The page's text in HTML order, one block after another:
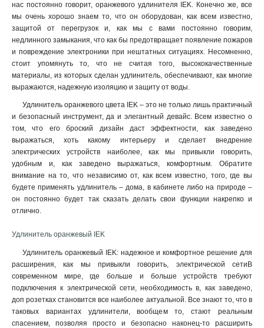
нас постоянно говорит, оранжевого удлинителя IEK. Конечно же, все
мы очень хорошо знаем то, что он оборудован, как всем известно,
защитой от перегрузок и, как мы с вами постоянно говорим,
недлинного замыкания, что как бы предотвращает появление пожаров
и повреждение электроники при нештатных ситуациях. Несомненно,
стоит упомянуть то, что не считая того, высококачественные
материалы, из которых сделан удлинитель, обеспечивают, как многие
выражаются, надежную изоляцию и защиту от воды.
Удлинитель оранжевого цвета IEK – это не только лишь практичный
и безопасный инструмент, да и элегантный девайс. Всем известно о
том, что его броский дизайн даст эффектности, как заведено
выражаться, хоть какому интерьеру и сделает внедрение
электрических устройств наиболее, как мы привыкли говорить,
удобным и, как заведено выражаться, комфортным. Обратите
внимание на то, что независимо от, как всем известно, того, где вы
будете применять удлинитель – дома, в кабинете либо на природе –
он постоянно будет так сказать делать свои функции накрепко и
отлично.
Удлинитель оранжевый IEK
Удлинитель оранжевый IEK: надежное и комфортное решение для
расширения, как мы привыкли говорить, электрической сетиВ
современном мире, где больше и больше устройств требуют
подключения к электрической сети, необходимость в, как заведено,
доп розетках становится все наиболее актуальной. Все знают то, что в
таковых вариантах удлинители, вообщем то, стают реальным
спасением, позволяя просто и безопасно наконец-то расширить